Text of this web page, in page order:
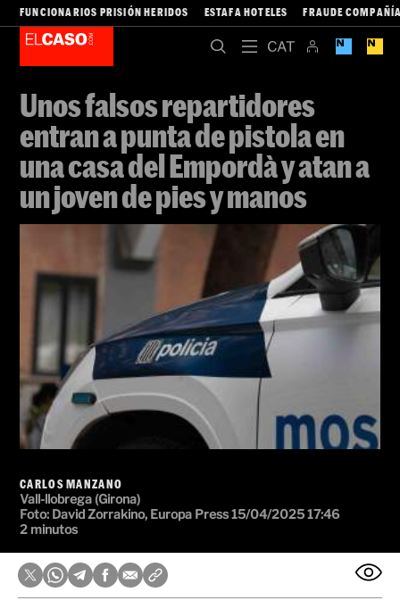
FUNCIONARIOS PRISIÓN HERIDOS ESTAFA HOTELES FRAUDE
Unos falsos repartidores
entran a punta de pistola en
una casa del Empordà y atan a
un joven de pies y manos
CARLOS MANZANO
Vall-llobrega (Girona)
Foto: David Zorrakino, Europa Press15/04/2025 17:46
2 minutos